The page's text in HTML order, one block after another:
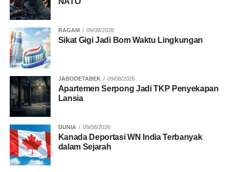
RAGAM 09/08/2026
Sikat Gigi Jadi Bom Waktu Lingkungan
JABODETABEK 09/08/2026
Apartemen Serpong Jadi TKP Penyekapan
Lansia
DUNIA 09/08/2026
Kanada Deportasi WN India Terbanyak
dalam Sejarah